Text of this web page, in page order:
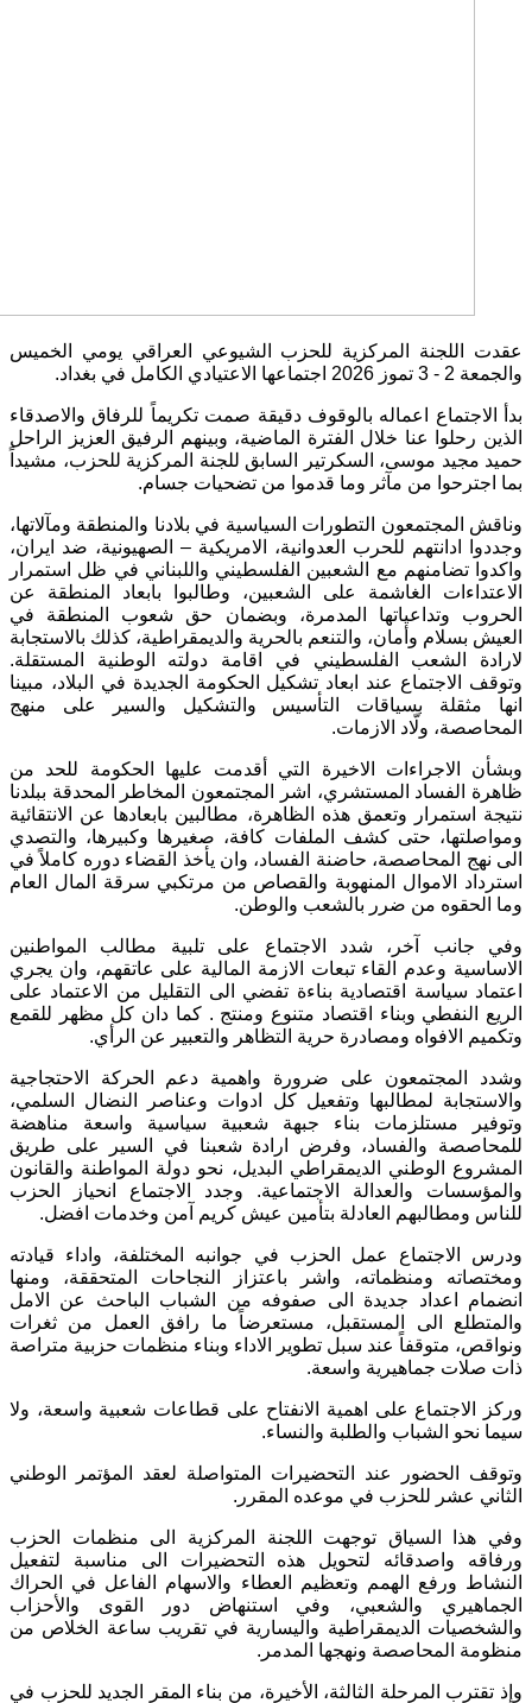
عقدت اللجنة المركزية للحزب الشيوعي العراقي يومي الخميس
والجمعة 2 - 3 تموز 2026 اجتماعها الاعتيادي الكامل في بغداد.
بدأ الاجتماع اعماله بالوقوف دقيقة صمت تكريماً للرفاق والاصدقاء
الذين رحلوا عنا خلال الفترة الماضية، وبينهم الرفيق العزيز الراحل
حميد مجيد موسى، السكرتير السابق للجنة المركزية للحزب، مشيداً
بما اجترحوا من مآثر وما قدموا من تضحيات جسام.
وناقش المجتمعون التطورات السياسية في بلادنا والمنطقة ومآلاتها،
وجددوا ادانتهم للحرب العدوانية، الامريكية – الصهيونية، ضد ايران،
واكدوا تضامنهم مع الشعبين الفلسطيني واللبناني في ظل استمرار
الاعتداءات الغاشمة على الشعبين، وطالبوا بابعاد المنطقة عن
الحروب وتداعياتها المدمرة، وبضمان حق شعوب المنطقة في
العيش بسلام وأمان، والتنعم بالحرية والديمقراطية، كذلك بالاستجابة
لارادة الشعب الفلسطيني في اقامة دولته الوطنية المستقلة.
وتوقف الاجتماع عند ابعاد تشكيل الحكومة الجديدة في البلاد، مبينا
انها مثقلة بسياقات التأسيس والتشكيل والسير على منهج
المحاصصة، ولّاد الازمات.
وبشأن الاجراءات الاخيرة التي أقدمت عليها الحكومة للحد من
ظاهرة الفساد المستشري، اشر المجتمعون المخاطر المحدقة ببلدنا
نتيجة استمرار وتعمق هذه الظاهرة، مطالبين بابعادها عن الانتقائية
ومواصلتها، حتى كشف الملفات كافة، صغيرها وكبيرها، والتصدي
الى نهج المحاصصة، حاضنة الفساد، وان يأخذ القضاء دوره كاملاً في
استرداد الاموال المنهوبة والقصاص من مرتكبي سرقة المال العام
وما الحقوه من ضرر بالشعب والوطن.
وفي جانب آخر، شدد الاجتماع على تلبية مطالب المواطنين
الاساسية وعدم القاء تبعات الازمة المالية على عاتقهم، وان يجري
اعتماد سياسة اقتصادية بناءة تفضي الى التقليل من الاعتماد على
الريع النفطي وبناء اقتصاد متنوع ومنتج . كما دان كل مظهر للقمع
وتكميم الافواه ومصادرة حرية التظاهر والتعبير عن الرأي.
وشدد المجتمعون على ضرورة واهمية دعم الحركة الاحتجاجية
والاستجابة لمطالبها وتفعيل كل ادوات وعناصر النضال السلمي،
وتوفير مستلزمات بناء جبهة شعبية سياسية واسعة مناهضة
للمحاصصة والفساد، وفرض ارادة شعبنا في السير على طريق
المشروع الوطني الديمقراطي البديل، نحو دولة المواطنة والقانون
والمؤسسات والعدالة الاجتماعية. وجدد الاجتماع انحياز الحزب
للناس ومطالبهم العادلة بتأمين عيش كريم آمن وخدمات افضل.
ودرس الاجتماع عمل الحزب في جوانبه المختلفة، واداء قيادته
ومختصاته ومنظماته، واشر باعتزاز النجاحات المتحققة، ومنها
انضمام اعداد جديدة الى صفوفه من الشباب الباحث عن الامل
والمتطلع الى المستقبل، مستعرضاً ما رافق العمل من ثغرات
ونواقص، متوقفاً عند سبل تطوير الاداء وبناء منظمات حزبية متراصة
ذات صلات جماهيرية واسعة.
وركز الاجتماع على اهمية الانفتاح على قطاعات شعبية واسعة، ولا
سيما نحو الشباب والطلبة والنساء.
وتوقف الحضور عند التحضيرات المتواصلة لعقد المؤتمر الوطني
الثاني عشر للحزب في موعده المقرر.
وفي هذا السياق توجهت اللجنة المركزية الى منظمات الحزب
ورفاقه واصدقائه لتحويل هذه التحضيرات الى مناسبة لتفعيل
النشاط ورفع الهمم وتعظيم العطاء والاسهام الفاعل في الحراك
الجماهيري والشعبي، وفي استنهاض دور القوى والأحزاب
والشخصيات الديمقراطية واليسارية في تقريب ساعة الخلاص من
منظومة المحاصصة ونهجها المدمر.
وإذ تقترب المرحلة الثالثة، الأخيرة، من بناء المقر الجديد للحزب في